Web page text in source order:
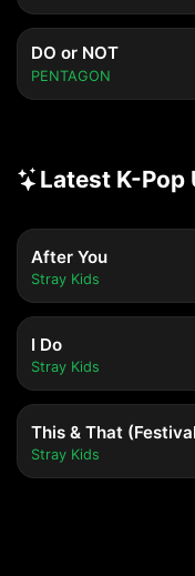
DO or NOT
PENTAGON
Latest K-Pop
After You
Stray Kids
I Do
Stray Kids
This & That (Festival
Stray Kids